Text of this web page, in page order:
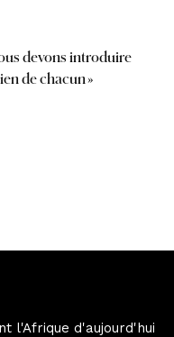
devons introduire
de chacun »
l'Afrique d'aujourd'hui